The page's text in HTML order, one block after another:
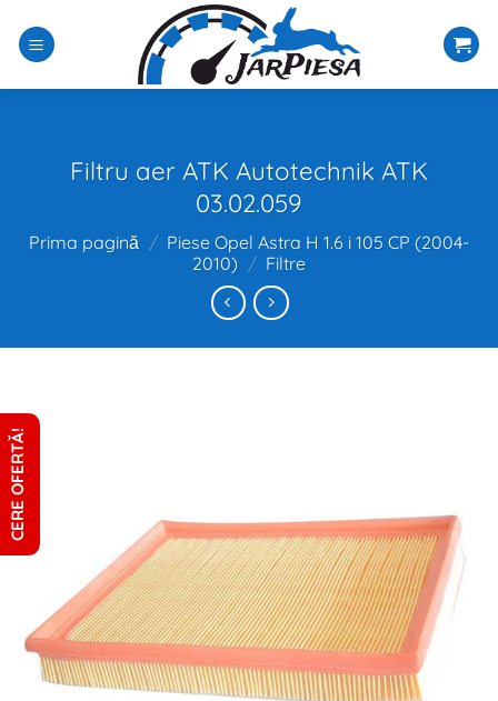
conținut
Filtru aer ATK Autotechnik ATK
03.02.059
Prima pagină / Piese Opel Astra H 1.6 i 105 CP (2004-
2010) / Filtre
CERE OFERTĂ!